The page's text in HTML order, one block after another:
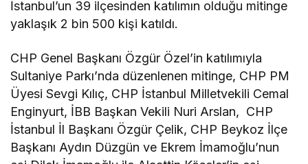
İstanbul’un 39 ilçesinden katılımın olduğu mitinge
yaklaşık 2 bin 500 kişi katıldı.
CHP Genel Başkanı Özgür Özel’in katılımıyla
Sultaniye Parkı’nda düzenlenen mitinge, CHP PM
Üyesi Sevgi Kılıç, CHP İstanbul Milletvekili Cemal
Enginyurt, İBB Başkan Vekili Nuri Arslan, CHP
İstanbul İl Başkanı Özgür Çelik, CHP Beykoz İlçe
Başkanı Aydın Düzgün ve Ekrem İmamoğlu’nun